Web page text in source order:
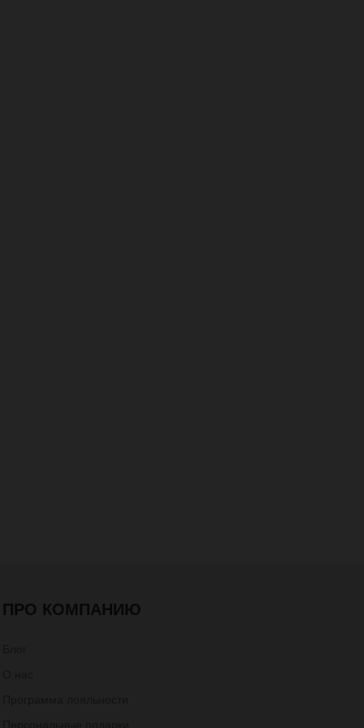
ПРО КОМПАНИЮ